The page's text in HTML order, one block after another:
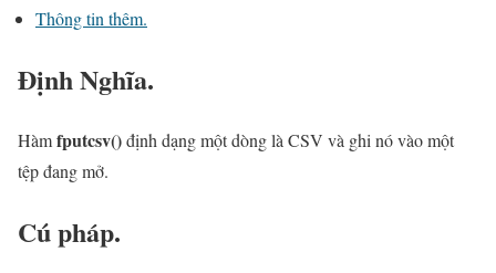
Thông tin thêm.
Định Nghĩa.
Hàmfputcsv()định dạng một dòng là CSV và ghi nó vào một
tệp đang mở.
Cú pháp.